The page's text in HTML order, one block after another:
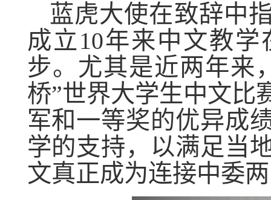
蓝虎大使在致辞中
成立10年来中文教学
步。尤其是近两年来
桥”世界大学生中文比
军和一等奖的优异成
学的支持，以满足当
文真正成为连接中委